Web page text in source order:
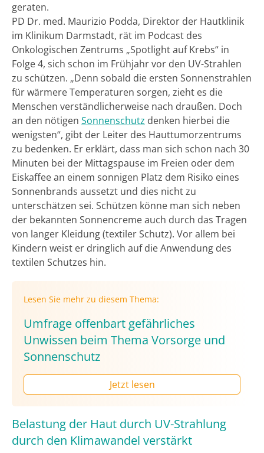
geraten.
PD Dr. med. Maurizio Podda, Direktor der Hautklinik
im Klinikum Darmstadt, rät im Podcast des
Onkologischen Zentrums „Spotlight auf Krebs“ in
Folge 4, sich schon im Frühjahr vor den UV-Strahlen
zu schützen. „Denn sobald die ersten Sonnenstrahlen
für wärmere Temperaturen sorgen, zieht es die
Menschen verständlicherweise nach draußen. Doch
an den nötigen Sonnenschutz denken hierbei die
wenigsten“, gibt der Leiter des Hauttumorzentrums
zu bedenken. Er erklärt, dass man sich schon nach 30
Minuten bei der Mittagspause im Freien oder dem
Eiskaffee an einem sonnigen Platz dem Risiko eines
Sonnenbrands aussetzt und dies nicht zu
unterschätzen sei. Schützen könne man sich neben
der bekannten Sonnencreme auch durch das Tragen
von langer Kleidung (textiler Schutz). Vor allem bei
Kindern weist er dringlich auf die Anwendung des
textilen Schutzes hin.
Lesen Sie mehr zu diesem Thema:
Umfrage offenbart gefährliches
Unwissen beim Thema Vorsorge und
Sonnenschutz
Jetzt lesen
Belastung der Haut durch UV-Strahlung
durch den Klimawandel verstärkt